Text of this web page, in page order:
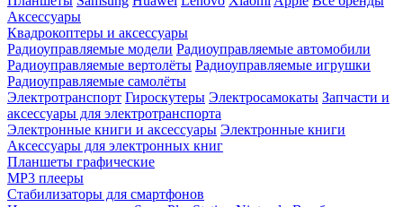
Аксессуары
Квадрокоптеры и аксессуары
Радиоуправляемые модели Радиоуправляемые автомобили
Радиоуправляемые вертолёты Радиоуправляемые игрушки
Радиоуправляемые самолёты
Электротранспорт Гироскутеры Электросамокаты Запчасти и
аксессуары для электротранспорта
Электронные книги и аксессуары Электронные книги
Аксессуары для электронных книг
Планшеты графические
MP3 плееры
Стабилизаторы для смартфонов